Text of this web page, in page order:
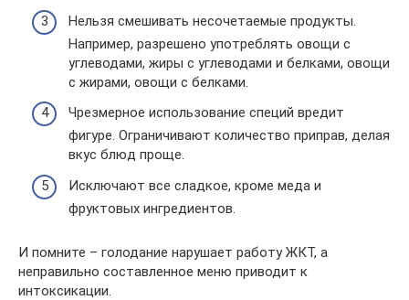
Нельзя смешивать несочетаемые продукты.
Например, разрешено употреблять овощи с
углеводами, жиры с углеводами и белками, овощи
с жирами, овощи с белками.
Чрезмерное использование специй вредит
фигуре. Ограничивают количество приправ, делая
вкус блюд проще.
Исключают все сладкое, кроме меда и
фруктовых ингредиентов.
И помните – голодание нарушает работу ЖКТ, а
неправильно составленное меню приводит к
интоксикации.